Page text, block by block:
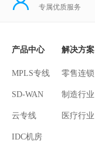
专属优质服务
产品中心
MPLS专线
SD-WAN
云专线
IDC机房
解决方案
零售连锁
制造行业
医疗行业